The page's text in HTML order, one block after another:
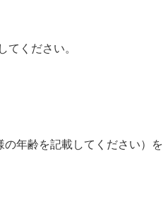
ください。
年齢を記載してください）を